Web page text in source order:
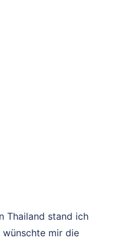
Thailand stand ich
mir die